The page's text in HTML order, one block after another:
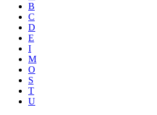
B
C
D
E
I
M
O
S
T
U